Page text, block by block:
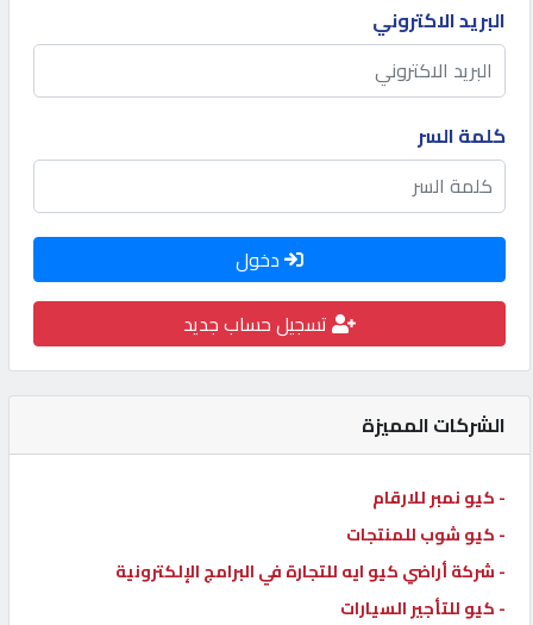
المنتدى
كيو
مزاد
كيو
نمبر
كارز
كيو
ماركت
الدليل
القطري
البريد الاكتروني
كلمة السر
دخول
تسجيل حساب جديد
الشركات المميزة
- كيو نمبر للارقام
- كيو شوب للمنتجات
- شركة أراضي كيو ايه للتجارة في البرامج الإلكترونية
- كيو للتأجير السيارات